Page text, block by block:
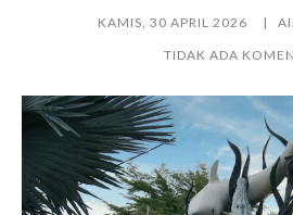
KAMIS, 30 APRIL 2026
TIDAK ADA